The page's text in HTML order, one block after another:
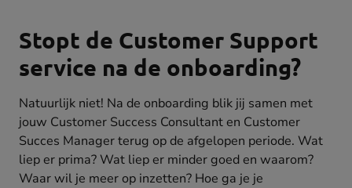
Stopt de Customer Support
service na de onboarding?
Natuurlijk niet! Na de onboarding blik jij samen met
jouw Customer Success Consultant en Customer
Succes Manager terug op de afgelopen periode. Wat
liep er prima? Wat liep er minder goed en waarom?
Waar wil je meer op inzetten? Hoe ga je je